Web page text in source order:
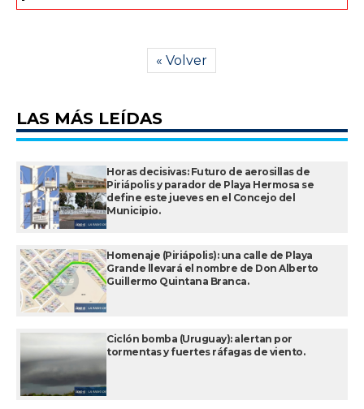
« Volver
LAS MÁS LEÍDAS
Horas decisivas: Futuro de aerosillas de
Piriápolis y parador de Playa Hermosa se
define este jueves en el Concejo del
Municipio.
Homenaje (Piriápolis): una calle de Playa
Grande llevará el nombre de Don Alberto
Guillermo Quintana Branca.
Ciclón bomba (Uruguay): alertan por
tormentas y fuertes ráfagas de viento.